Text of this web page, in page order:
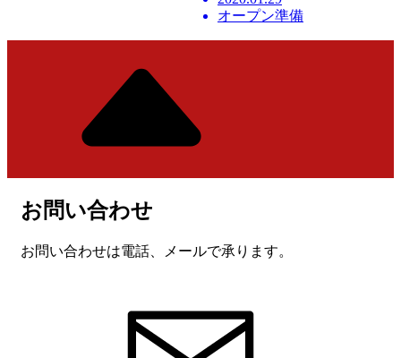
オープン準備
お問い合わせ
お問い合わせは電話、メールで承ります。